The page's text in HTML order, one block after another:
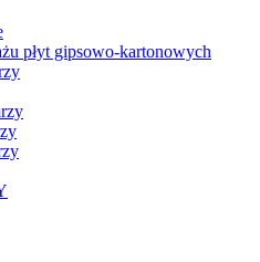
płyt gipsowo-kartonowych